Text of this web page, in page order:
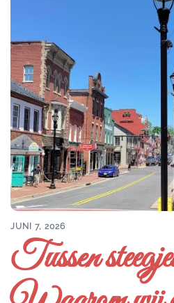
JUNI 7, 2026
Tussen